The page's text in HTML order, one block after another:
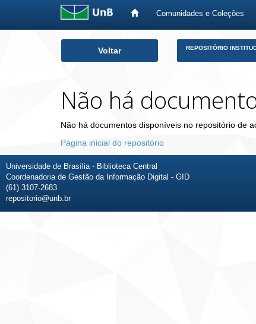
Comunidades e Coleções
Voltar REPOSITÓRIO
Não há
Não há documentos disponíveis no repositório de
Página inicial do repositório
Universidade de Brasília - Biblioteca Central
Coordenadoria de Gestão da Informação Digital - GID
(61) 3107-2683
repositorio@unb.br